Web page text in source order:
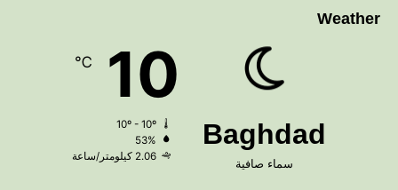
Weather
Baghdad
سماء صافية
10
℃
53%
2.06 كيلومتر/ساعة